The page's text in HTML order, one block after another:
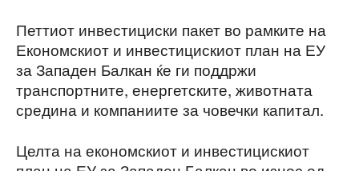
Петтиот инвестициски пакет во рамките на
Економскиот и инвестицискиот план на ЕУ
за Западен Балкан ќе ги поддржи
транспортните, енергетските, животната
средина и компаниите за човечки капитал.
Целта на економскиот и инвестицискиот